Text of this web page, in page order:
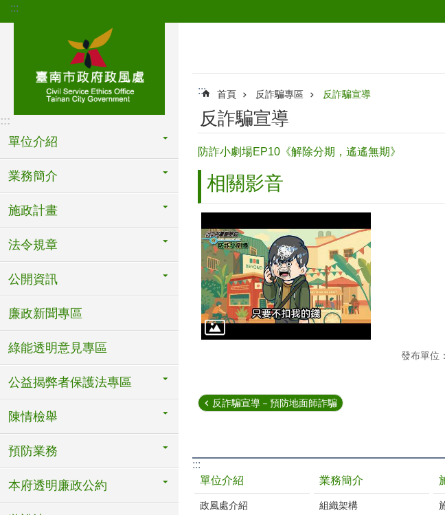
跳到主要內容區塊
:::
:::
單位介紹
業務簡介
施政計畫
法令規章
公開資訊
廉政新聞專區
綠能透明意見專區
公益揭弊者保護法專區
陳情檢舉
預防業務
本府透明廉政公約
::: 首頁 反詐騙專區 反詐騙宣導
反詐騙宣導
防詐小劇場EP10《解除分期，遙遙無期》
相關影音
發布單位
反詐騙宣導－預防地面師詐騙
:::
單位介紹
政風處介紹
業務簡介
組織架構